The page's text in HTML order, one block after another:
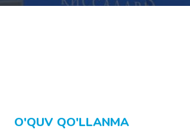
O'QUV QO'LLANMA